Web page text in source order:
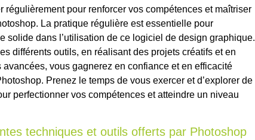
régulièrement pour renforcer vos compétences et maîtriser
La pratique régulière est essentielle pour
solide dans l’utilisation de ce logiciel de design graphique.
différents outils, en réalisant des projets créatifs et en
vous gagnerez en confiance et en efficacité
Prenez le temps de vous exercer et d’explorer de
perfectionner vos compétences et atteindre un niveau
techniques et outils offerts par Photoshop